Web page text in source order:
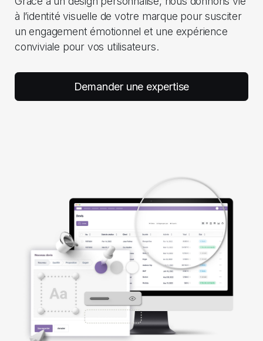
à l’identité visuelle de votre marque pour susciter
un engagement émotionnel et une expérience
conviviale pour vos utilisateurs.
Demander une expertise